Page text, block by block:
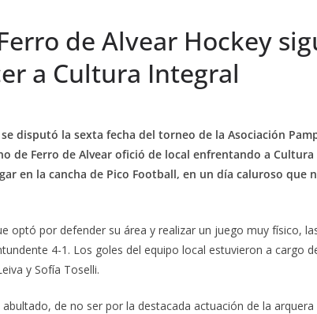
de Alvear Hockey
a Cultura Integral
disputó la sexta fecha del torneo de la Asociación
de Ferro de Alvear ofició de local enfrentando a
en la cancha de Pico Football, en un día caluroso que
optó por defender su área y realizar un juego muy físico,
4-1. Los goles del equipo local estuvieron a cargo
y Sofía Toselli.
de no ser por la destacada actuación de la arquera